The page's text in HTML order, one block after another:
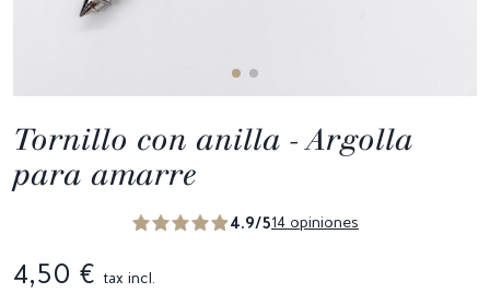
Tornillo con anilla - Argolla
para amarre
4.9/514 opiniones
4,50 € tax incl.